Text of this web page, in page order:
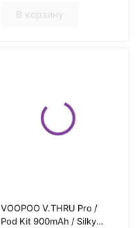
В корзину
VOOPOO V.THRU Pro /
Pod Kit 900mAh / Silky